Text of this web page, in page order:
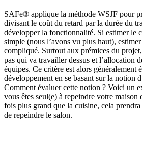
SAFe® applique la méthode WSJF pour
divisant le coût du retard par la durée du
développer la fonctionnalité. Si estimer le
simple (nous l’avons vu plus haut),
compliqué. Surtout aux prémices du
pas qui va travailler dessus et l’allocation
équipes. Ce critère est alors généralement
développement en se basant sur la notion
Comment évaluer cette notion ? Voici un
vous êtes seul(e) à repeindre votre maison
fois plus grand que la cuisine, cela
de repeindre le salon.